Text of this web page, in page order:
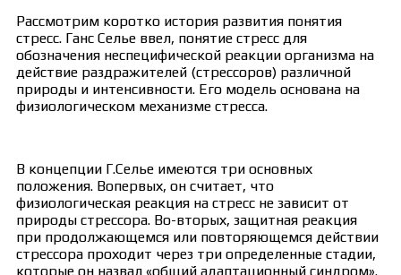
Рассмотрим коротко история развития понятия
стресс. Ганс Селье ввел, понятие стресс для
обозначения неспецифической реакции организма на
действие раздражителей (стрессоров) различной
природы и интенсивности. Его модель основана на
физиологическом механизме стресса.
В концепции Г.Селье имеются три основных
положения. Вопервых, он считает, что
физиологическая реакция на стресс не зависит от
природы стрессора. Во-вторых, защитная реакция
при продолжающемся или повторяющемся действии
стрессора проходит через три определенные стадии,
которые он назвал «общий адаптационный синдром».